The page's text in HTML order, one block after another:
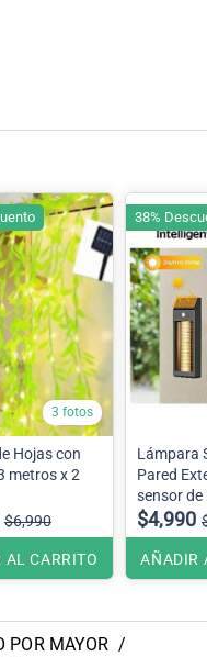
3 fotos
Hojas con
metros x 2
$6,990
AL CARRITO
Lámpara
Pared
sensor
$4,990
AÑADIR
38%
POR MAYOR /